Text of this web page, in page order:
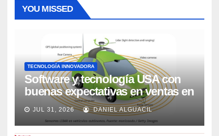
YOU MISSED
TECNOLOGÍA INNOVADORA
Software y tecnología USA con
buenas expectativas en ventas en
los próximos 2 años, según
Market Watch
JUL 31, 2026 DANIEL ALGUACIL